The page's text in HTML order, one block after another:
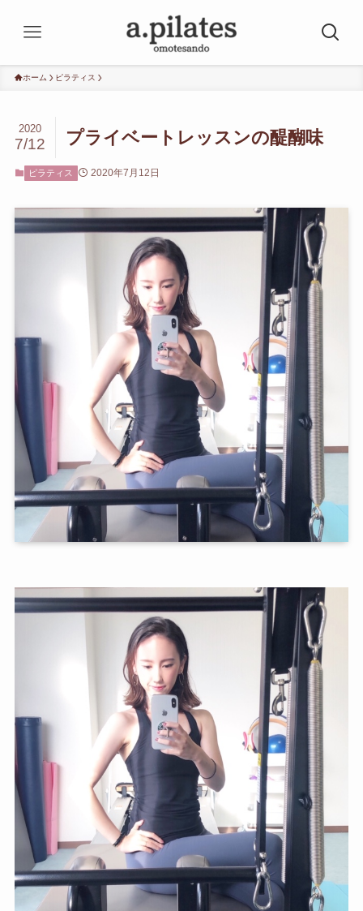
ホーム ピラティス
プライベートレッスンの醍醐味
2020
7/12
ピラティス 2020年7月12日